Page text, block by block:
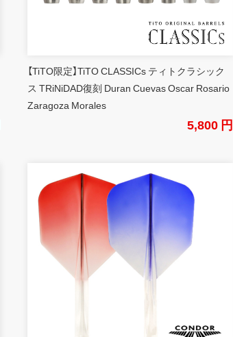
【TiTO限定】TiTO CLASSICs ティトクラシック
ス TRiNiDAD復刻 Duran Cuevas Oscar Rosario
Zaragoza Morales
5,800 円